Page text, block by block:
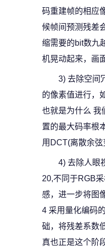
码重建帧的相应
候帧间预测残差
缩需要的bit数九
机晃动起来，画
3) 去除空间
的像素值进行，
也就是为什么 我
置的最大码率根
用DCT(离散余
4) 去除人眼
20,不同于RGB
感，进一步将图
4 采用量化编码
础，将残差系数
真也正是这个阶